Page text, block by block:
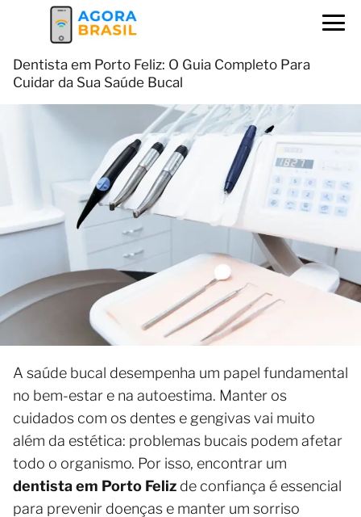
Dentista em Porto Feliz: O Guia Completo Para
Cuidar da Sua Saúde Bucal
A saúde bucal desempenha um papel fundamental
no bem-estar e na autoestima. Manter os
cuidados com os dentes e gengivas vai muito
além da estética: problemas bucais podem afetar
todo o organismo. Por isso, encontrar um
dentista em Porto Feliz de confiança é essencial
para prevenir doenças e manter um sorriso